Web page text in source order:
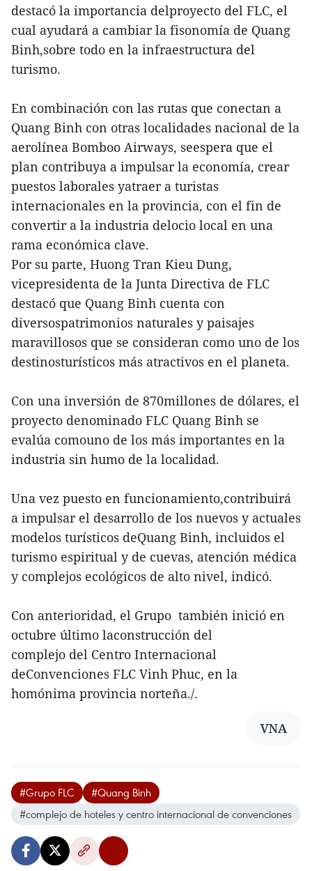
destacó la importancia delproyecto del FLC, el
cual ayudará a cambiar la fisonomía de Quang
Binh,sobre todo en la infraestructura del
turismo.
En combinación con las rutas que conectan a
Quang Binh con otras localidades nacional de la
aerolínea Bomboo Airways, seespera que el
plan contribuya a impulsar la economía, crear
puestos laborales yatraer a turistas
internacionales en la provincia, con el fin de
convertir a la industria delocio local en una
rama económica clave.
Por su parte, Huong Tran Kieu Dung,
vicepresidenta de la Junta Directiva de FLC
destacó que Quang Binh cuenta con
diversospatrimonios naturales y paisajes
maravillosos que se consideran como uno de los
destinosturísticos más atractivos en el planeta.
Con una inversión de 870millones de dólares, el
proyecto denominado FLC Quang Binh se
evalúa comouno de los más importantes en la
industria sin humo de la localidad.
Una vez puesto en funcionamiento,contribuirá
a impulsar el desarrollo de los nuevos y actuales
modelos turísticos deQuang Binh, incluidos el
turismo espiritual y de cuevas, atención médica
y complejos ecológicos de alto nivel, indicó.
Con anterioridad, el Grupo también inició en
octubre último laconstrucción del
complejo del Centro Internacional
deConvenciones FLC Vinh Phuc, en la
homónima provincia norteña./.
VNA
#Grupo FLC
#Quang Binh
#complejo de hoteles y centro internacional de convenciones